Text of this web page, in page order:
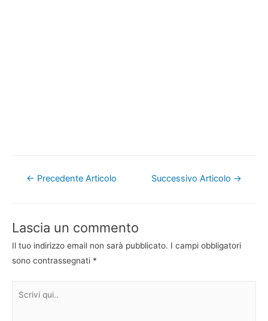
Navigazione
← Precedente Articolo Successivo Articolo →
Lascia un commento
Il tuo indirizzo email non sarà pubblicato. I campi obbligatori
sono contrassegnati *